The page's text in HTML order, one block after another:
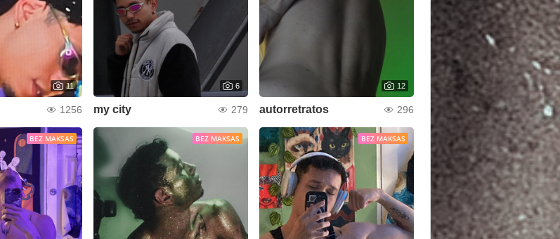
11
1256
6
my city 279
12
autorretratos 296
BEZ MAKSAS BEZ MAKSAS BEZ MAKSAS